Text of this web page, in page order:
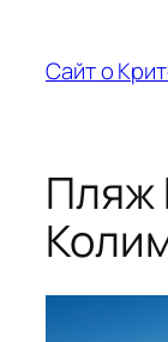
содержимому
Сайт о
Пляж